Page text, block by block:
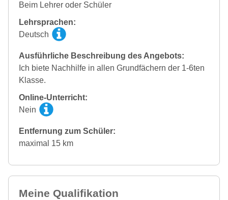
Beim Lehrer oder Schüler
Lehrsprachen:
Deutsch
Ausführliche Beschreibung des Angebots:
Ich biete Nachhilfe in allen Grundfächern der 1-6ten
Klasse.
Online-Unterricht:
Nein
Entfernung zum Schüler:
maximal 15 km
Meine Qualifikation